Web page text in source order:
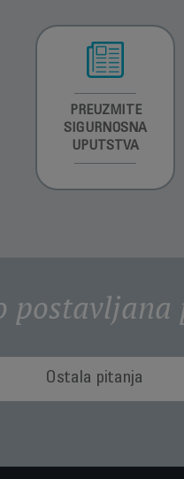
PREUZMITE
SIGURNOSNA
UPUTSTVA
Ostala pitanja